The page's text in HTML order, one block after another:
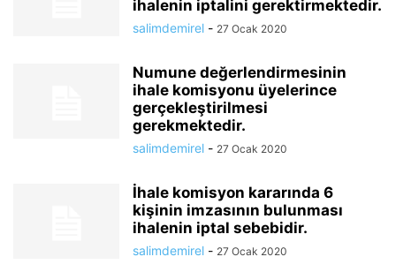
ihalenin iptalini gerektirmektedir.
salimdemirel - 27 Ocak 2020
Numune değerlendirmesinin
ihale komisyonu üyelerince
gerçekleştirilmesi
gerekmektedir.
salimdemirel - 27 Ocak 2020
İhale komisyon kararında 6
kişinin imzasının bulunması
ihalenin iptal sebebidir.
salimdemirel - 27 Ocak 2020